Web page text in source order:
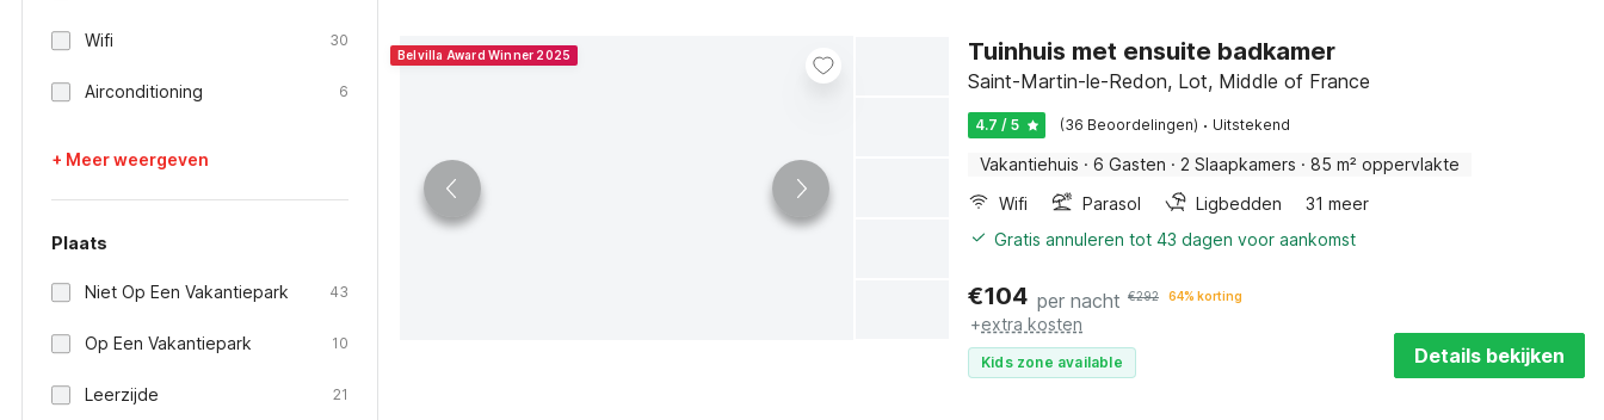
Wifi 30
Airconditioning 6
+ Meer weergeven
Plaats
Niet Op Een Vakantiepark 43
Op Een Vakantiepark 10
Leerzijde 21
Belvilla Award Winner 2025 Tuinhuis met ensuite badkamer
Saint-Martin-le-Redon, Lot, Middle of France
4.7 / 5 (36 Beoordelingen) · Uitstekend
Vakantiehuis · 6 Gasten · 2 Slaapkamers · 85 m² oppervlakte
Wifi
Parasol Ligbedden
31 meer
Gratis annuleren tot 43 dagen voor aankomst
€104 per nacht €292 64% korting
+extra kosten
Kids zone available Details bekijken